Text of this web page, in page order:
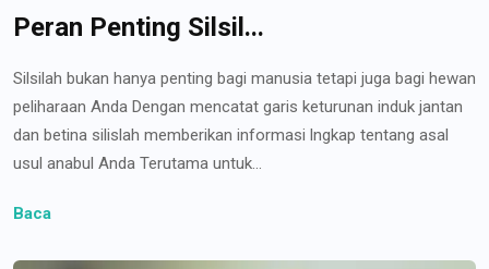
Peran Penting Silsil...
Silsilah bukan hanya penting bagi manusia tetapi juga bagi hewan
peliharaan Anda Dengan mencatat garis keturunan induk jantan
dan betina silislah memberikan informasi lngkap tentang asal
usul anabul Anda Terutama untuk...
Baca